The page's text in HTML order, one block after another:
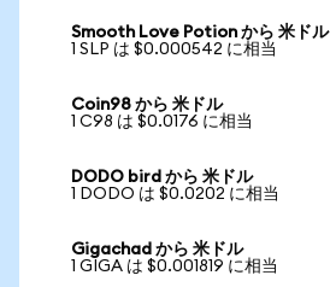
Smooth Love Potion から 米ドル
1 SLP は $0.000542 に相当
Coin98 から 米ドル
1 C98 は $0.0176 に相当
DODO bird から 米ドル
1 DODO は $0.0202 に相当
Gigachad から 米ドル
1 GIGA は $0.001819 に相当